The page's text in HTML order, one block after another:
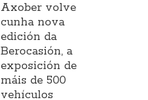
Axober volve
cunha nova
edición da
Berocasión, a
exposición de
máis de 500
vehículos